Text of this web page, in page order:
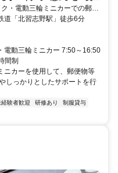
・電動三輪ミニカーでの郵便
道「北習志野駅」徒歩6分
電動三輪ミニカー 7:50～16:50
間制
ニカーを使用して、郵便物等
しっかりとしたサポートを行
経験者歓迎 研修あり
制服貸与